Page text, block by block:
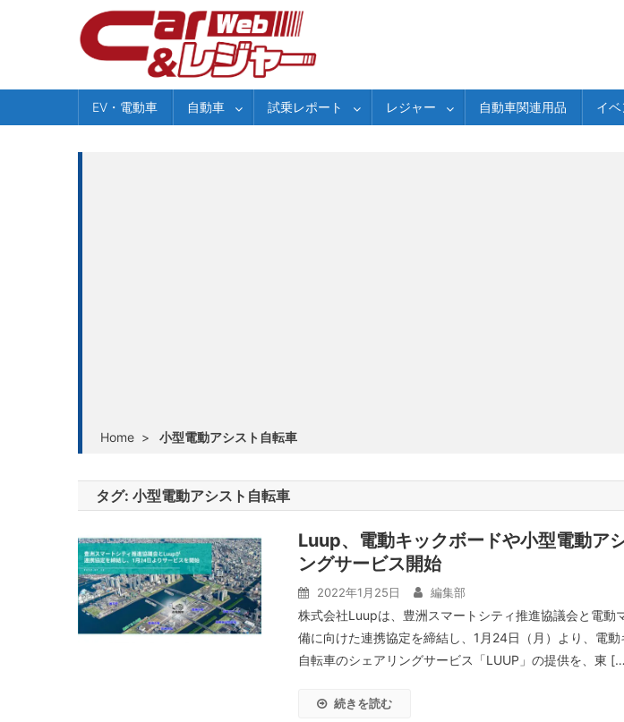
EV・電動車 自動車 試乗レポート レジャー 自動車関連用品 イベ
Home > 小型電動アシスト自転車
タグ: 小型電動アシスト自転車
Luup、電動キックボードや小型電動ア
ングサービス開始
2022年1月25日 編集部
株式会社Luupは、豊洲スマートシティ推進協議会と電動
備に向けた連携協定を締結し、1月24日（月）より、電
自転車のシェアリングサービス「LUUP」の提供を、東
続きを読む